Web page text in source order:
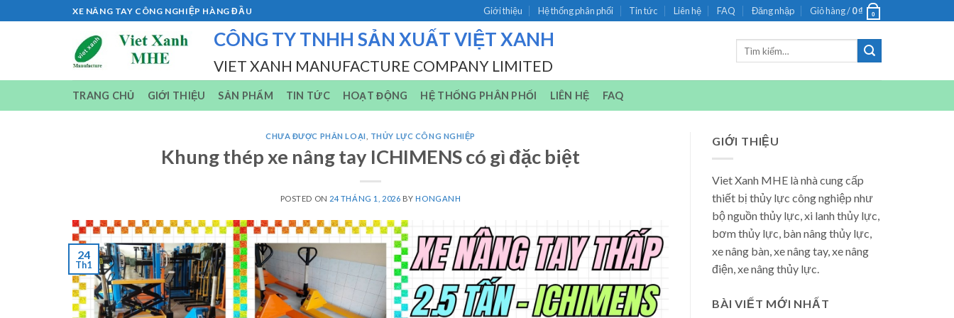
to
XE NÂNG TAY CÔNG NGHIỆP HÀNG ĐẦU Giới thiệu Hệ thống phân phối Tin tức Liên hệ FAQ Đăng nhập Giỏ hàng /0₫ 0
CÔNG TY TNHH SẢN XUẤT VIỆT XANH
VIET XANH MANUFACTURE COMPANY LIMITED
TRANG CHỦ GIỚI THIỆU SẢN PHẨM TIN TỨC HOẠT ĐỘNG HỆ THỐNG PHÂN PHỐI LIÊN HỆ FAQ
CHƯA ĐƯỢC PHÂN LOẠI THỦY LỰC CÔNG NGHIỆP
Khung thép xe nâng tay ICHIMENS có gì đặc biệt
POSTED ON 24 THÁNG 1, 2026 BYHONGANH
24
Th1
GIỚI THIỆU
Viet Xanh MHE là nhà cung cấp
thiết bị thủy lực công nghiệp như
bộ nguồn thủy lực, xi lanh thủy lực,
bơm thủy lực, bàn nâng thủy lực,
xe nâng bàn, xe nâng tay, xe nâng
điện, xe nâng thủy lực.
BÀI VIẾT MỚI NHẤT